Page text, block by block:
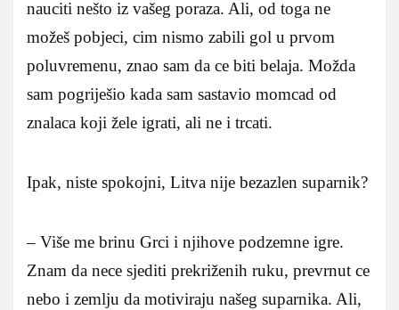
nauciti nešto iz vašeg poraza. Ali, od toga ne
možeš pobjeci, cim nismo zabili gol u prvom
poluvremenu, znao sam da ce biti belaja. Možda
sam pogriješio kada sam sastavio momcad od
znalaca koji žele igrati, ali ne i trcati.
Ipak, niste spokojni, Litva nije bezazlen suparnik?
– Više me brinu Grci i njihove podzemne igre.
Znam da nece sjediti prekriženih ruku, prevrnut ce
nebo i zemlju da motiviraju našeg suparnika. Ali,